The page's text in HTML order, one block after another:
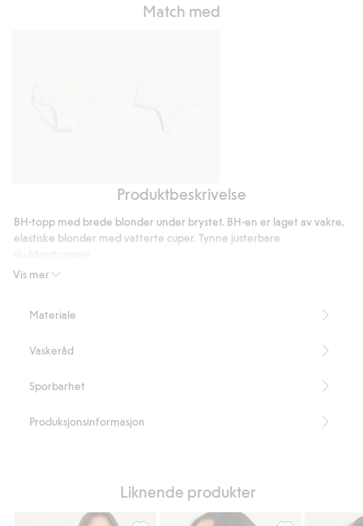
Match med
blonder
Stringtruser
blonder
Produktbeskrivelse
Vis mer
BH-topp med brede blonder under brystet. BH-en er laget av vakre,
elastiske blonder med vatterte cuper. Tynne justerbare
Inneholder 87 % resirkulert polyamid.
Materiale
Vaskeråd
Sporbarhet
Produksjonsinformasjon
Liknende produkter